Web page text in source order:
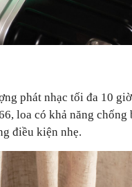
phát nhạc tối đa 10
loa có khả năng chống
điều kiện nhẹ.